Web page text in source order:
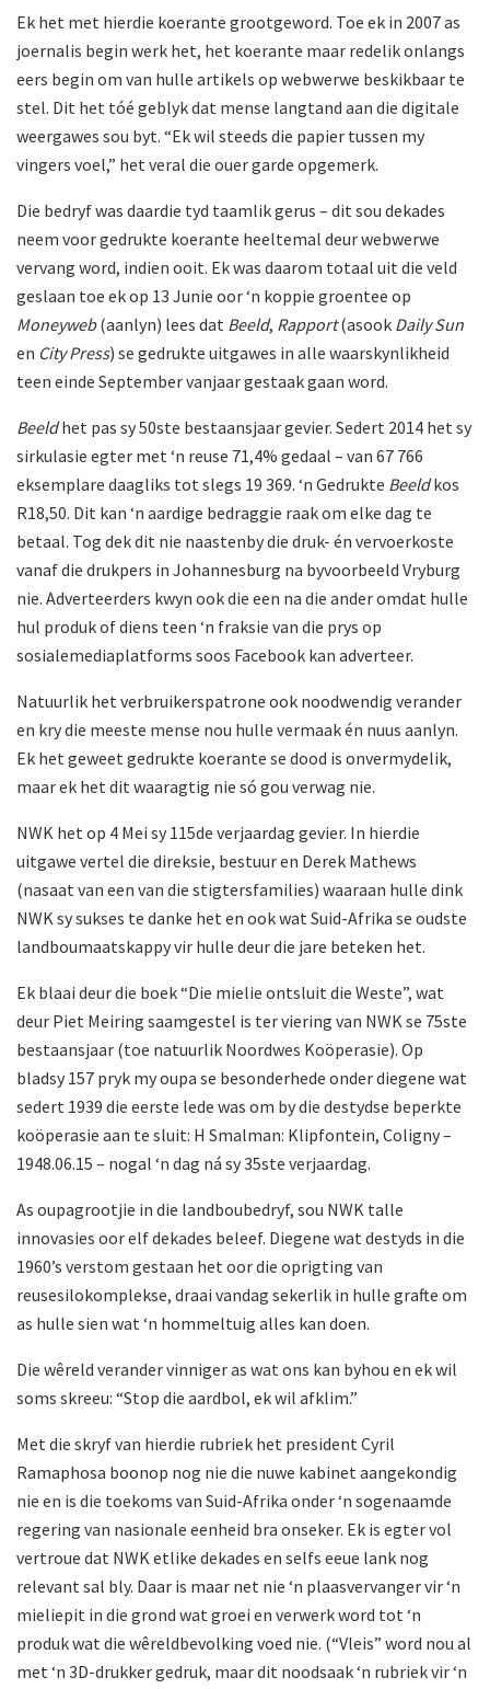
Ek het met hierdie koerante grootgeword. Toe ek in 2007 as
joernalis begin werk het, het koerante maar redelik onlangs
eers begin om van hulle artikels op webwerwe beskikbaar te
stel. Dit het tóé geblyk dat mense langtand aan die digitale
weergawes sou byt. “Ek wil steeds die papier tussen my
vingers voel,” het veral die ouer garde opgemerk.
Die bedryf was daardie tyd taamlik gerus – dit sou dekades
neem voor gedrukte koerante heeltemal deur webwerwe
vervang word, indien ooit. Ek was daarom totaal uit die veld
geslaan toe ek op 13 Junie oor ‘n koppie groentee op
Moneyweb(aanlyn) lees dat Beeld, Rapport(asook Daily Sun
en City Press) se gedrukte uitgawes in alle waarskynlikheid
teen einde September vanjaar gestaak gaan word.
Beeldhet pas sy 50ste bestaansjaar gevier. Sedert 2014 het sy
sirkulasie egter met ‘n reuse 71,4% gedaal – van 67 766
eksemplare daagliks tot slegs 19 369. ‘n Gedrukte Beeldkos
R18,50. Dit kan ‘n aardige bedraggie raak om elke dag te
betaal. Tog dek dit nie naastenby die druk- én vervoerkoste
vanaf die drukpers in Johannesburg na byvoorbeeld Vryburg
nie. Adverteerders kwyn ook die een na die ander omdat hulle
hul produk of diens teen ‘n fraksie van die prys op
sosialemediaplatforms soos Facebook kan adverteer.
Natuurlik het verbruikerspatrone ook noodwendig verander
en kry die meeste mense nou hulle vermaak én nuus aanlyn.
Ek het geweet gedrukte koerante se dood is onvermydelik,
maar ek het dit waaragtig nie só gou verwag nie.
NWK het op 4 Mei sy 115de verjaardag gevier. In hierdie
uitgawe vertel die direksie, bestuur en Derek Mathews
(nasaat van een van die stigtersfamilies) waaraan hulle dink
NWK sy sukses te danke het en ook wat Suid-Afrika se oudste
landboumaatskappy vir hulle deur die jare beteken het.
Ek blaai deur die boek “Die mielie ontsluit die Weste”, wat
deur Piet Meiring saamgestel is ter viering van NWK se 75ste
bestaansjaar (toe natuurlik Noordwes Koöperasie). Op
bladsy 157 pryk my oupa se besonderhede onder diegene wat
sedert 1939 die eerste lede was om by die destydse beperkte
koöperasie aan te sluit: H Smalman: Klipfontein, Coligny –
1948.06.15 – nogal ‘n dag ná sy 35ste verjaardag.
As oupagrootjie in die landboubedryf, sou NWK talle
innovasies oor elf dekades beleef. Diegene wat destyds in die
1960’s verstom gestaan het oor die oprigting van
reusesilokomplekse, draai vandag sekerlik in hulle grafte om
as hulle sien wat ‘n hommeltuig alles kan doen.
Die wêreld verander vinniger as wat ons kan byhou en ek wil
soms skreeu: “Stop die aardbol, ek wil afklim.”
Met die skryf van hierdie rubriek het president Cyril
Ramaphosa boonop nog nie die nuwe kabinet aangekondig
nie en is die toekoms van Suid-Afrika onder ‘n sogenaamde
regering van nasionale eenheid bra onseker. Ek is egter vol
vertroue dat NWK etlike dekades en selfs eeue lank nog
relevant sal bly. Daar is maar net nie ‘n plaasvervanger vir ‘n
mieliepit in die grond wat groei en verwerk word tot ‘n
produk wat die wêreldbevolking voed nie. (“Vleis” word nou al
met ‘n 3D-drukker gedruk, maar dit noodsaak ‘n rubriek vir ‘n